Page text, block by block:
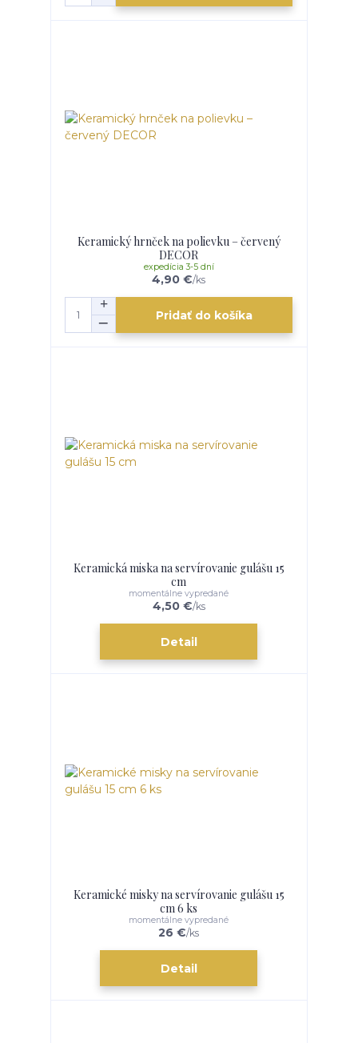
Keramický hrnček na polievku – červený
DECOR
4,90 €/ks
expedícia 3-5 dní
Pridať do košíka
Keramická miska na servírovanie gulášu 15
cm
4,50 €/ks
momentálne vypredané
Detail
Keramické misky na servírovanie gulášu 15
cm 6 ks
26 €/ks
momentálne vypredané
Detail